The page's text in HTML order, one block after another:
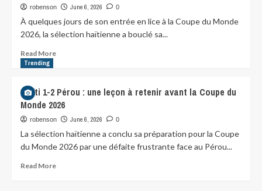
robenson June 6, 2026 0
À quelques jours de son entrée en lice à la Coupe du Monde
2026, la sélection haïtienne a bouclé sa...
Read More
Trending
Haïti 1-2 Pérou : une leçon à retenir avant la Coupe du
Monde 2026
robenson June 6, 2026 0
La sélection haïtienne a conclu sa préparation pour la Coupe
du Monde 2026 par une défaite frustrante face au Pérou...
Read More